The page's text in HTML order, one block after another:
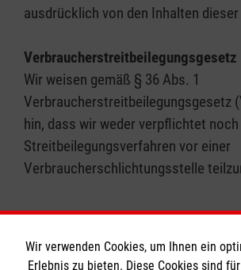
ausdrücklich von den Inhalten
Verbraucherstreitbeilegungsgesetz
Wir weisen gemäß § 36 Abs. 1
Verbraucherstreitbeilegungsgesetz
hin, dass wir weder verpflichtet
Streitbeilegungsverfahren vor einer
Verbraucherschlichtungsstelle
Wir verwenden Cookies, um Ihnen ein
Erlebnis zu bieten. Diese Cookies sind